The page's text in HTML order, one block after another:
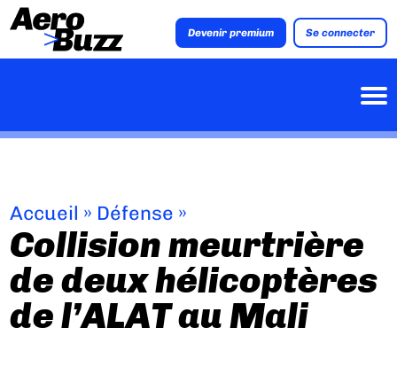
Devenir premium Se connecter
Accueil » Défense »
Collision meurtrière
de deux hélicoptères
de l’ALAT au Mali